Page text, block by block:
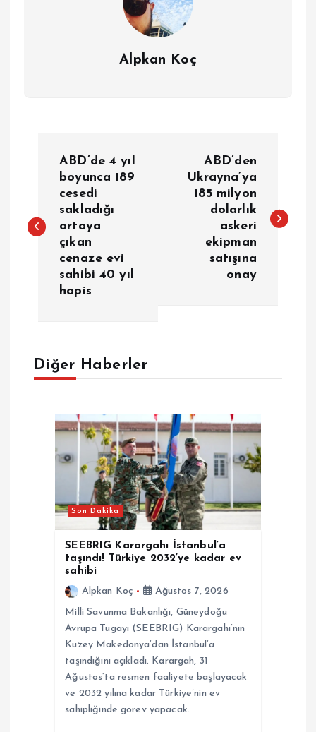
Alpkan Koç
z
z
ABD’de 4 yıl
boyunca 189
cesedi
sakladığı
ortaya
çıkan
cenaze evi
sahibi 40 yıl
hapis
ABD’den
Ukrayna’ya
185 milyon
dolarlık
askeri
ekipman
satışına
onay
Diğer Haberler
Son Dakika
SEEBRIG Karargahı İstanbul’a
taşındı! Türkiye 2032’ye kadar ev
sahibi
Alpkan Koç
Ağustos 7, 2026
Milli Savunma Bakanlığı, Güneydoğu
Avrupa Tugayı (SEEBRIG) Karargahı’nın
Kuzey Makedonya’dan İstanbul’a
taşındığını açıkladı. Karargah, 31
Ağustos’ta resmen faaliyete başlayacak
ve 2032 yılına kadar Türkiye’nin ev
sahipliğinde görev yapacak.